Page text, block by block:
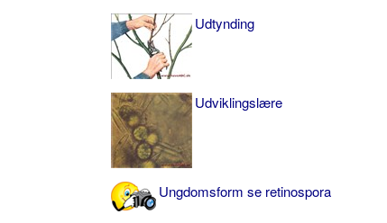
Udtynding
Udviklingslære
Ungdomsform se retinospora